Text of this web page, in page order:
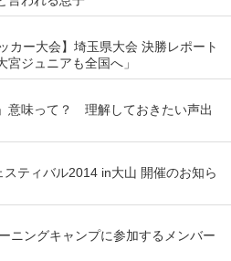
カー大会】埼玉県大会 決勝レポート
宮ジュニアも全国へ」
意味って？ 理解しておきたい声出
ティバル2014 in大山 開催のお知ら
ニングキャンプに参加するメンバー